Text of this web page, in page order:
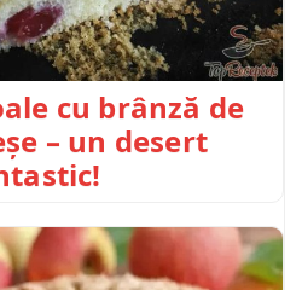
cu brânză de
– un desert